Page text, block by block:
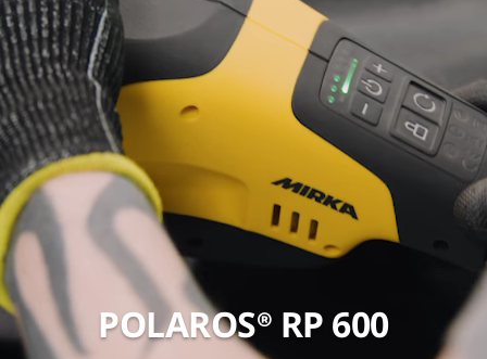
POLAROS® RP 600